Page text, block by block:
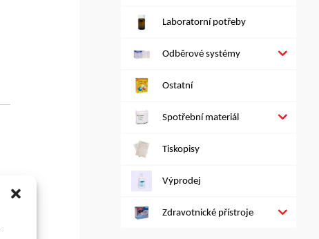
Laboratorní potřeby
Odběrové systémy
Ostatní
Spotřební materiál
Tiskopisy
Výprodej
Zdravotnické přístroje